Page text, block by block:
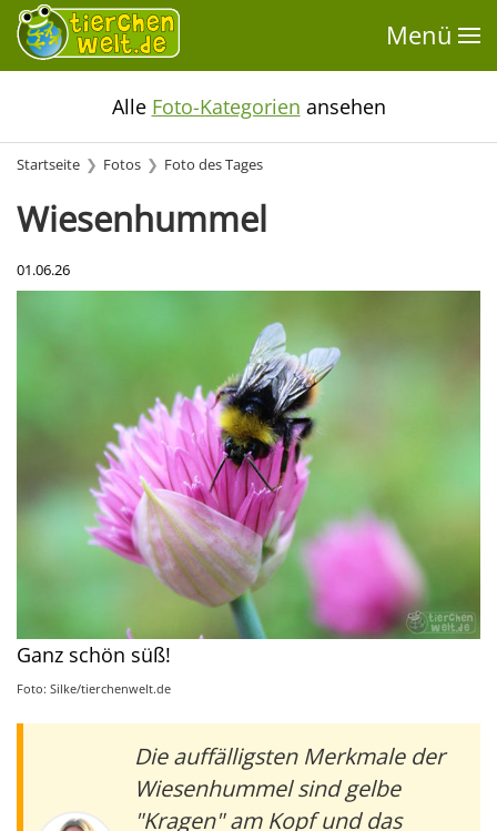
Menü
Alle Foto-Kategorien ansehen
Startseite Fotos Foto des Tages
Wiesenhummel
01.06.26
Ganz schön süß!
Foto: Silke/tierchenwelt.de
Die auffälligsten Merkmale der
Wiesenhummel sind gelbe
"Kragen" am Kopf und das